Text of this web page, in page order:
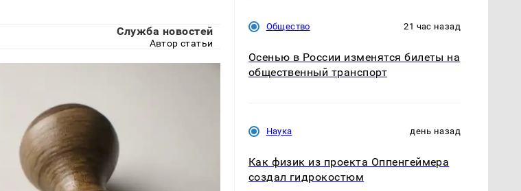
Служба новостей
Автор статьи
Общество 21 час назад
Осенью в России изменятся билеты на
общественный транспорт
Наука день назад
Как физик из проекта Оппенгеймера
создал гидрокостюм